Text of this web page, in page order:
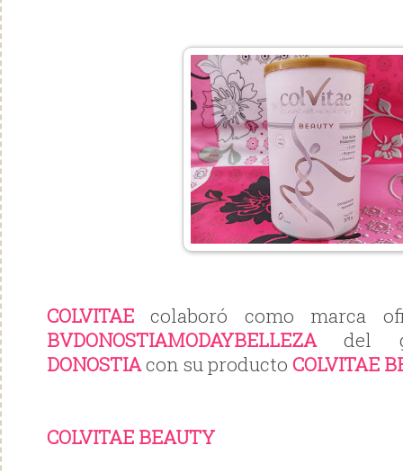
COLVITAE colaboró como marca
BVDONOSTIAMODAYBELLEZAdel
DONOSTIAcon su producto COLVITAE
COLVITAE BEAUTY